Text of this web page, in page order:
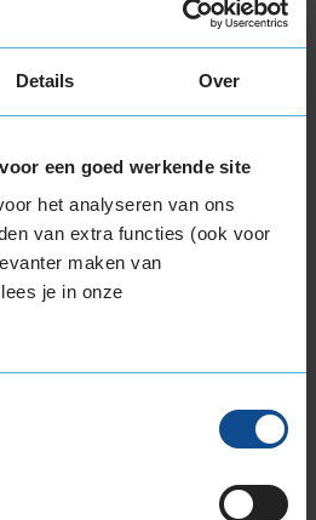
Details Over
een goed werkende site
het analyseren van ons
van extra functies (ook voor
maken van
je in onze